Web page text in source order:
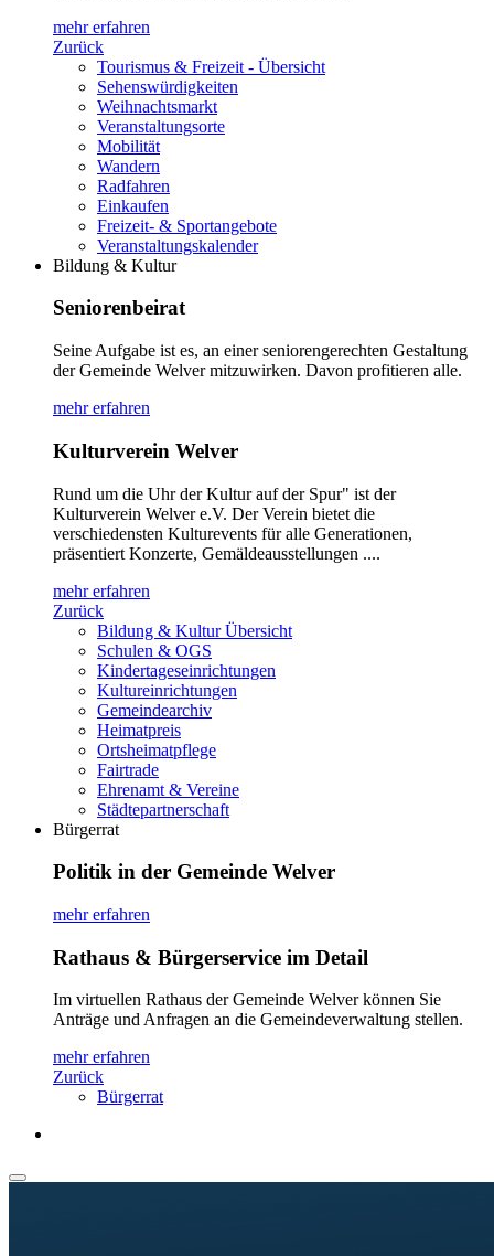
mehr erfahren
Zurück
Tourismus & Freizeit - Übersicht
Sehenswürdigkeiten
Weihnachtsmarkt
Veranstaltungsorte
Mobilität
Wandern
Radfahren
Einkaufen
Freizeit- & Sportangebote
Veranstaltungskalender
Bildung & Kultur
Seniorenbeirat
Seine Aufgabe ist es, an einer seniorengerechten Gestaltung
der Gemeinde Welver mitzuwirken. Davon profitieren alle.
mehr erfahren
Kulturverein Welver
Rund um die Uhr der Kultur auf der Spur" ist der
Kulturverein Welver e.V. Der Verein bietet die
verschiedensten Kulturevents für alle Generationen,
präsentiert Konzerte, Gemäldeausstellungen ....
mehr erfahren
Zurück
Bildung & Kultur Übersicht
Schulen & OGS
Kindertageseinrichtungen
Kultureinrichtungen
Gemeindearchiv
Heimatpreis
Ortsheimatpflege
Fairtrade
Ehrenamt & Vereine
Städtepartnerschaft
Bürgerrat
Politik in der Gemeinde Welver
mehr erfahren
Rathaus & Bürgerservice im Detail
Im virtuellen Rathaus der Gemeinde Welver können Sie
Anträge und Anfragen an die Gemeindeverwaltung stellen.
mehr erfahren
Zurück
Bürgerrat